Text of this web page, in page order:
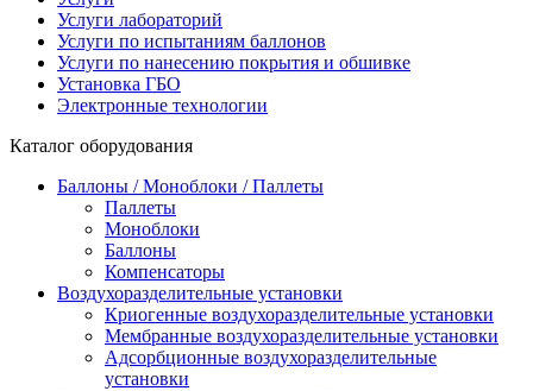
Услуги лабораторий
Услуги по испытаниям баллонов
Услуги по нанесению покрытия и обшивке
Установка ГБО
Электронные технологии
Каталог оборудования
Баллоны / Моноблоки / Паллеты
Паллеты
Моноблоки
Баллоны
Компенсаторы
Воздухоразделительные установки
Криогенные воздухоразделительные установки
Мембранные воздухоразделительные установки
Адсорбционные воздухоразделительные
установки